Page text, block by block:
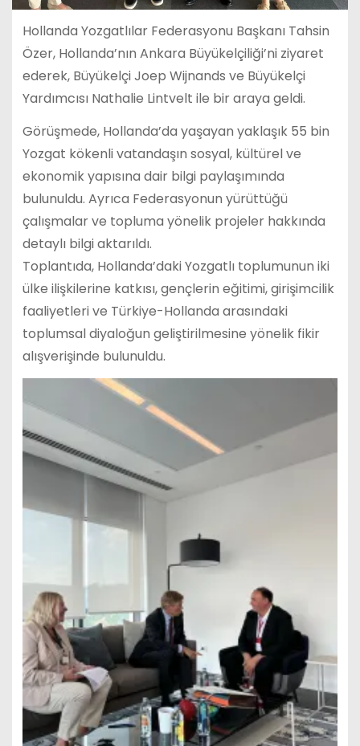
Hollanda Yozgatlılar Federasyonu Başkanı Tahsin
Özer, Hollanda’nın Ankara Büyükelçiliği’ni ziyaret
ederek, Büyükelçi Joep Wijnands ve Büyükelçi
Yardımcısı Nathalie Lintvelt ile bir araya geldi.
Görüşmede, Hollanda’da yaşayan yaklaşık 55 bin
Yozgat kökenli vatandaşın sosyal, kültürel ve
ekonomik yapısına dair bilgi paylaşımında
bulunuldu. Ayrıca Federasyonun yürüttüğü
çalışmalar ve topluma yönelik projeler hakkında
detaylı bilgi aktarıldı.
Toplantıda, Hollanda’daki Yozgatlı toplumunun iki
ülke ilişkilerine katkısı, gençlerin eğitimi, girişimcilik
faaliyetleri ve Türkiye-Hollanda arasındaki
toplumsal diyaloğun geliştirilmesine yönelik fikir
alışverişinde bulunuldu.